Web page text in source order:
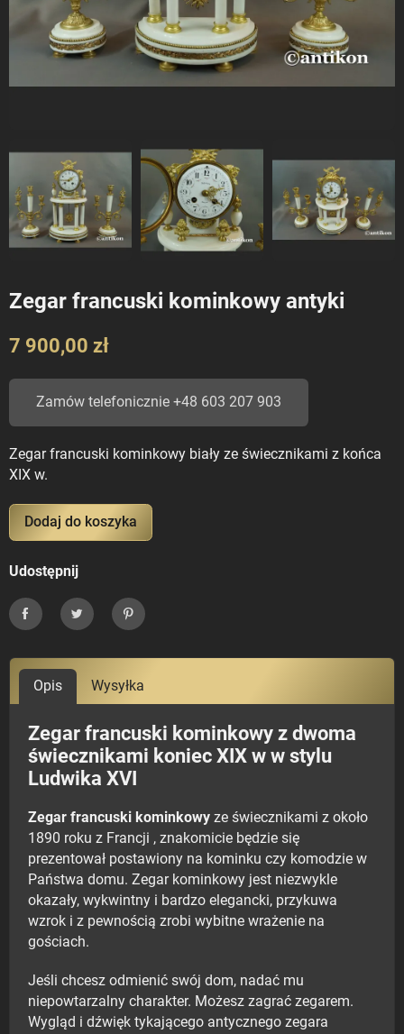
Zegar francuski kominkowy antyki
7 900,00 zł
Zamów telefonicznie +48 603 207 903
Zegar francuski kominkowy biały ze świecznikami z końca
XIX w.
Dodaj do koszyka
Udostępnij
UdostępnijTweetujPinterest
Opis Wysyłka
Zegar francuski kominkowy z dwoma
świecznikami koniec XIX w w stylu
Ludwika XVI
Zegar francuski kominkowy ze świecznikami z około
1890 roku z Francji , znakomicie będzie się
prezentował postawiony na kominku czy komodzie w
Państwa domu. Zegar kominkowy jest niezwykle
okazały, wykwintny i bardzo elegancki, przykuwa
wzrok i z pewnością zrobi wybitne wrażenie na
gościach.
Jeśli chcesz odmienić swój dom, nadać mu
niepowtarzalny charakter. Możesz zagrać zegarem.
Wygląd i dźwięk tykającego antycznego zegara